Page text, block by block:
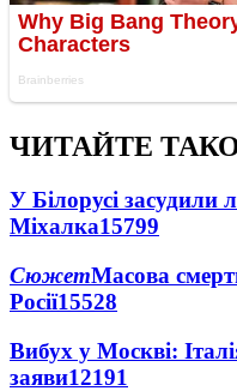
ЧИТАЙТЕ
У Білорусі засудили
Міхалка15799
СюжетМасова
Росії15528
Вибух у Москві:
заяви12191